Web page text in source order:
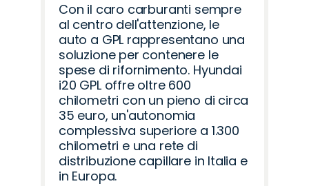
Con il caro carburanti sempre
al centro dell'attenzione, le
auto a GPL rappresentano una
soluzione per contenere le
spese di rifornimento. Hyundai
i20 GPL offre oltre 600
chilometri con un pieno di circa
35 euro, un'autonomia
complessiva superiore a 1.300
chilometri e una rete di
distribuzione capillare in Italia e
in Europa.